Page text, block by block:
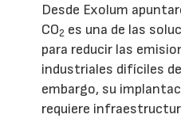
Desde Exolum
CO2 es una de las
para reducir las
industriales difíciles
embargo, su
requiere